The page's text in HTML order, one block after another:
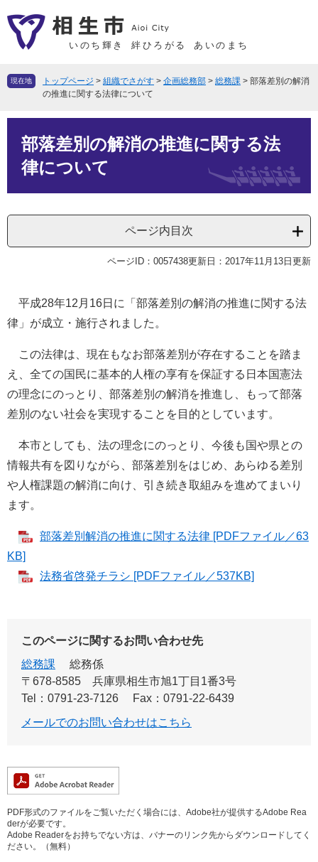
ー
先
ニ
を
へ
いのち輝き 絆ひろがる あいのまち
現在地 トップページ > 組織でさがす > 企画総務部 > 総務課 > 部落差別の解消
の推進に関する法律について
部落差別の解消の推進に関する法
律について
ページ内目次
ページID：0057438更新日：2017年11月13日更新
平成28年12月16日に「部落差別の解消の推進に関する法
律」が成立・施行されました。
この法律は、現在もなお部落差別が存在することを踏ま
え、全ての国民に基本的人権の享有を保証する日本国憲法
の理念にのっとり、部落差別の解消を推進し、もって部落
差別のない社会を実現することを目的としています。
本市としても、法の理念にのっとり、今後も国や県との
情報共有を図りながら、部落差別をはじめ、あらゆる差別
や人権課題の解消に向け、引き続き取組みを進めてまいり
ます。
部落差別解消の推進に関する法律 [PDFファイル／63
KB]
法務省啓発チラシ [PDFファイル／537KB]
このページに関するお問い合わせ先
総務課
総務係
〒678-8585
兵庫県相生市旭1丁目1番3号
Tel：0791-23-7126
Fax：0791-22-6439
メールでのお問い合わせはこちら
PDF形式のファイルをご覧いただく場合には、Adobe社が提供するAdobe Rea
derが必要です。
Adobe Readerをお持ちでない方は、バナーのリンク先からダウンロードしてく
ださい。（無料）